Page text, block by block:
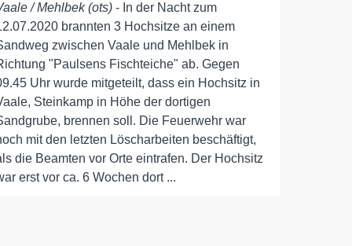
/ Mehlbek (ots) - In der Nacht zum
brannten 3 Hochsitze an einem
zwischen Vaale und Mehlbek in
"Paulsens Fischteiche" ab. Gegen
Uhr wurde mitgeteilt, dass ein Hochsitz in
Steinkamp in Höhe der dortigen
brennen soll. Die Feuerwehr war
mit den letzten Löscharbeiten beschäftigt,
die Beamten vor Orte eintrafen. Der Hochsitz
erst vor ca. 6 Wochen dort ...